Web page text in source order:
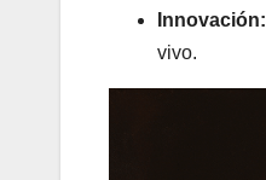
Innovación:
vivo.